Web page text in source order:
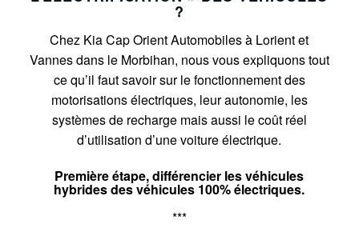
?
Chez Kia Cap Orient Automobiles à Lorient et
Vannes dans le Morbihan, nous vous expliquons tout
ce qu’il faut savoir sur le fonctionnement des
motorisations électriques, leur autonomie, les
systèmes de recharge mais aussi le coût réel
d’utilisation d’une voiture électrique.
Première étape, différencier les véhicules
hybrides des véhicules 100% électriques.
***